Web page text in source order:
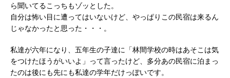
ら聞いてるこっちもゾッとした。
自分は怖い目に遭ってはいないけど、やっぱりこの民宿は来るん
じゃなかったと思った・・・。
私達が六年になり、五年生の子達に「林間学校の時はあそこは気
をつけたほうがいいよ」って言ったけど、多分あの民宿に泊まっ
たのは後にも先にも私達の学年だけっぽいです。